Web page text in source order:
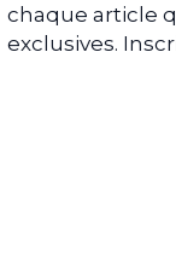
chaque article
exclusives.